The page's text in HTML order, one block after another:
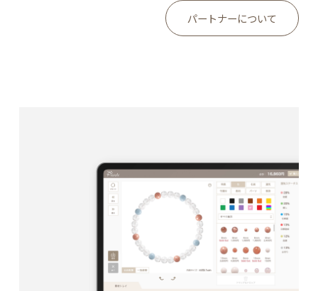
パートナーについて